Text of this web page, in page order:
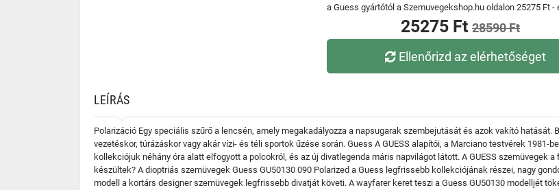
a Guess gyártótól a Szemuvegekshop.hu oldalon 25275 Ft -
25275 Ft 28590 Ft
Ellenőrizd az elérhetőséget
LEÍRÁS
Polarizáció Egy speciális szűrő a lencsén, amely megakadályozza a napsugarak szembejutását és azok vakító hatását.
vezetéskor, túrázáskor vagy akár vízi- és téli sportok űzése során. Guess A GUESS alapítói, a Marciano testvérek 1981-
kollekciójuk néhány óra alatt elfogyott a polcokról, és az új divatlegenda máris napvilágot látott. A GUESS szemüvegek
készültek? A dioptriás szemüvegek Guess GU50130 090 Polarized a Guess legfrissebb kollekciójának részei, nagy
modell a kortárs designer szemüvegek legfrissebb divatját követi. A wayfarer keret teszi a Guess GU50130 modelljét